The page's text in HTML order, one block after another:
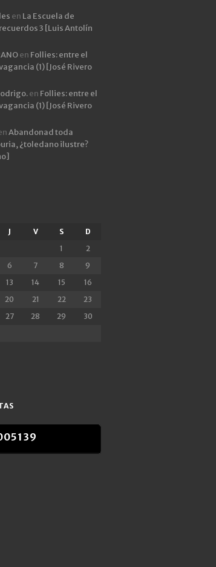
en La Escuela de
3 [Luis Antolín
en Follies: entre el
(1) [José Rivero
en Follies: entre el
(1) [José Rivero
Abandonad toda
¿toledano ilustre?
J V S
D
1
2
6 7 8
9
13 14 15
16
20 21 22
23
27 28 29
30
051 39